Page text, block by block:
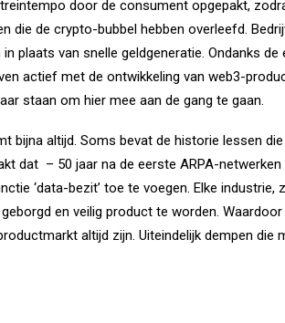
door de consument opgepakt,
die de crypto-bubbel hebben overleefd.
plaats van snelle geldgeneratie. Ondanks
actief met de ontwikkeling van web3-
staan om hier mee aan de gang te gaan.
bijna altijd. Soms bevat de historie lessen
dat – 50 jaar na de eerste ARPA-netwerken
‘data-bezit’ toe te voegen. Elke
en veilig product te worden.
altijd zijn. Uiteindelijk dempen